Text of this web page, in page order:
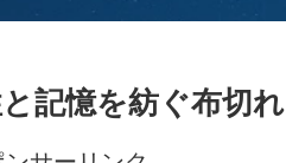
記憶を紡ぐ布切れ